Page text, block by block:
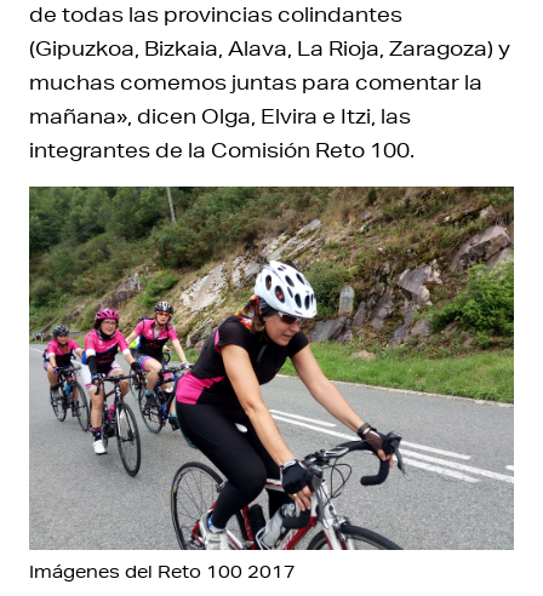
de todas las provincias colindantes
(Gipuzkoa, Bizkaia, Alava, La Rioja, Zaragoza) y
muchas comemos juntas para comentar la
mañana», dicen Olga, Elvira e Itzi, las
integrantes de la Comisión Reto 100.
Imágenes del Reto 100 2017